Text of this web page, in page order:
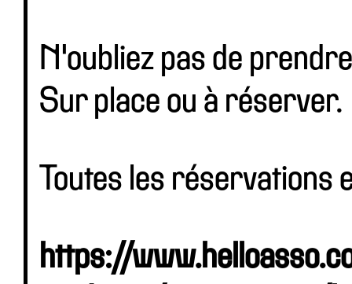
N'oubliez pas de
Sur place ou à réserver.
Toutes les réservations
https://